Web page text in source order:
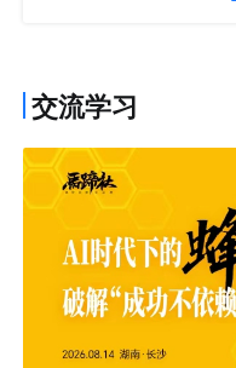
交流学习